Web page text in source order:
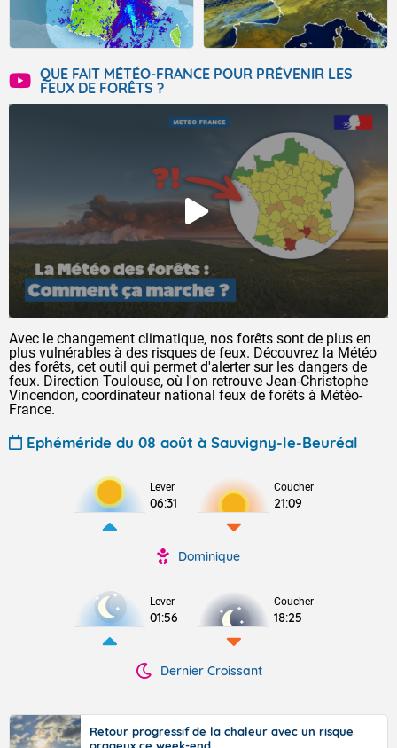
QUE FAIT MÉTÉO-FRANCE POUR PRÉVENIR LES
FEUX DE FORÊTS ?
Avec le changement climatique, nos forêts sont de plus en
plus vulnérables à des risques de feux. Découvrez la Météo
des forêts, cet outil qui permet d'alerter sur les dangers de
feux. Direction Toulouse, où l'on retrouve Jean-Christophe
Vincendon, coordinateur national feux de forêts à Météo-
France.
Ephéméride du 08 août à Sauvigny-le-Beuréal
Lever
06:31
Coucher
21:09
Dominique
Lever
01:56
Coucher
18:25
Dernier Croissant
Retour progressif de la chaleur avec un risque